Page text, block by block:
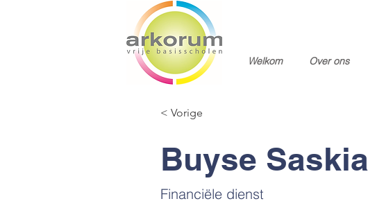
Welkom Over ons
< Vorige
Buyse Saskia
Financiële dienst